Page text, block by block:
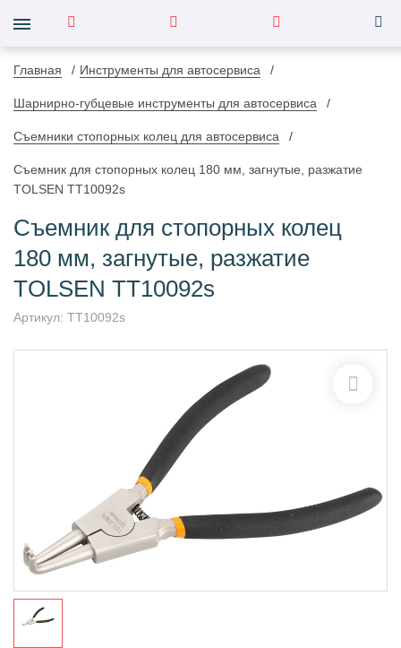
Главная Инструменты для автосервиса
Шарнирно-губцевые инструменты для автосервиса
Съемники стопорных колец для автосервиса
Съемник для стопорных колец 180 мм, загнутые, разжатие
TOLSEN TT10092s
Съемник для стопорных колец
180 мм, загнутые, разжатие
TOLSEN TT10092s
Артикул: TT10092s